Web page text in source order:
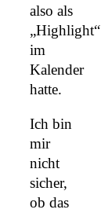
also als
„Highlight“
im
Kalender
hatte.
Ich bin
mir
nicht
sicher,
ob das